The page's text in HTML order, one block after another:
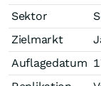
Sektor
Zielmarkt
Auflagedatum